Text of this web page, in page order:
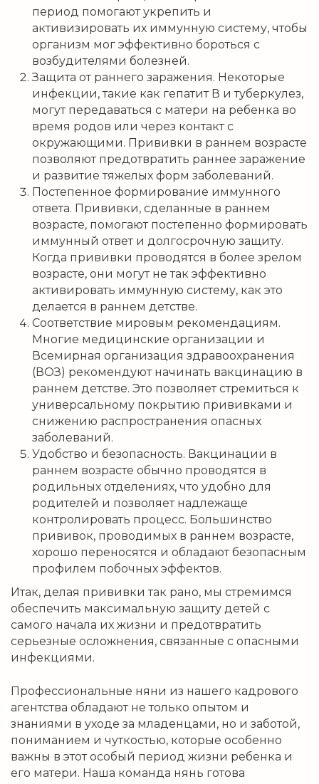
период помогают укрепить и
активизировать их иммунную систему, чтобы
организм мог эффективно бороться с
возбудителями болезней.
Защита от раннего заражения. Некоторые
инфекции, такие как гепатит В и туберкулез,
могут передаваться с матери на ребенка во
время родов или через контакт с
окружающими. Прививки в раннем возрасте
позволяют предотвратить раннее заражение
и развитие тяжелых форм заболеваний.
Постепенное формирование иммунного
ответа. Прививки, сделанные в раннем
возрасте, помогают постепенно формировать
иммунный ответ и долгосрочную защиту.
Когда прививки проводятся в более зрелом
возрасте, они могут не так эффективно
активировать иммунную систему, как это
делается в раннем детстве.
Соответствие мировым рекомендациям.
Многие медицинские организации и
Всемирная организация здравоохранения
(ВОЗ) рекомендуют начинать вакцинацию в
раннем детстве. Это позволяет стремиться к
универсальному покрытию прививками и
снижению распространения опасных
заболеваний.
Удобство и безопасность. Вакцинации в
раннем возрасте обычно проводятся в
родильных отделениях, что удобно для
родителей и позволяет надлежаще
контролировать процесс. Большинство
прививок, проводимых в раннем возрасте,
хорошо переносятся и обладают безопасным
профилем побочных эффектов.
Итак, делая прививки так рано, мы стремимся
обеспечить максимальную защиту детей с
самого начала их жизни и предотвратить
серьезные осложнения, связанные с опасными
инфекциями.
Профессиональные няни из нашего кадрового
агентства обладают не только опытом и
знаниями в уходе за младенцами, но и заботой,
пониманием и чуткостью, которые особенно
важны в этот особый период жизни ребенка и
его матери. Наша команда нянь готова